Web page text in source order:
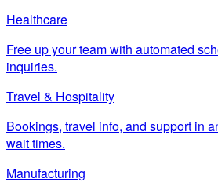
Healthcare
Free up your team with automated
inquiries.
Travel & Hospitality
Bookings, travel info, and support in
wait times.
Manufacturing